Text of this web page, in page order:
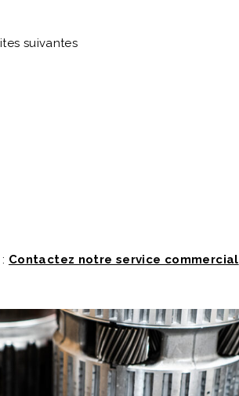
suivantes
Contactez notre service commercial